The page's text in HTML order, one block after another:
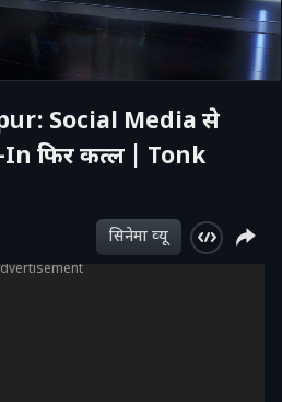
Social Media से
फिर कत्ल | Tonk
सिनेमा व्‍यू